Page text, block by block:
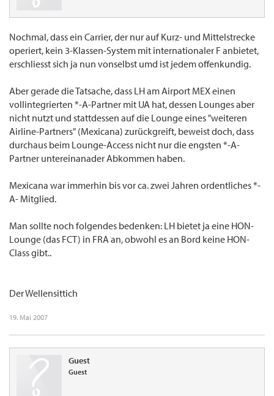
Nochmal, dass ein Carrier, der nur auf Kurz- und Mittelstrecke
operiert, kein 3-Klassen-System mit internationaler F anbietet,
erschliesst sich ja nun vonselbst umd ist jedem offenkundig.
Aber gerade die Tatsache, dass LH am Airport MEX einen
vollintegrierten *-A-Partner mit UA hat, dessen Lounges aber
nicht nutzt und stattdessen auf die Lounge eines "weiteren
Airline-Partners" (Mexicana) zurückgreift, beweist doch, dass
durchaus beim Lounge-Access nicht nur die engsten *-A-
Partner untereinanader Abkommen haben.
Mexicana war immerhin bis vor ca. zwei Jahren ordentliches *-
A- Mitglied.
Man sollte noch folgendes bedenken: LH bietet ja eine HON-
Lounge (das FCT) in FRA an, obwohl es an Bord keine HON-
Class gibt..
Der Wellensittich
19. Mai 2007
Guest
Guest